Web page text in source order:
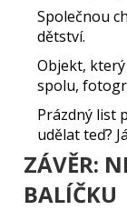
Společnou
dětství.
Objekt,
spolu,
Prázdný list
udělat teď?
ZÁVĚR:
BALÍČKU